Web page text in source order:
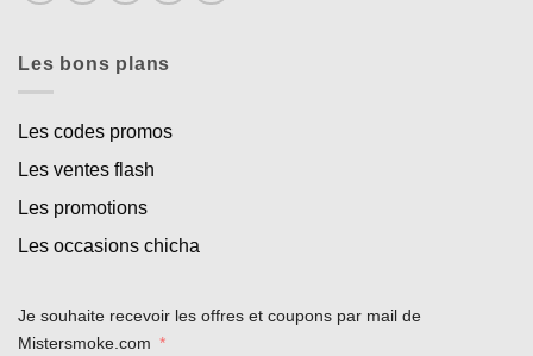
Les bons plans
Les codes promos
Les ventes flash
Les promotions
Les occasions chicha
Je souhaite recevoir les offres et coupons par mail de
Mistersmoke.com
Appliquer les filtres